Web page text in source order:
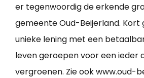
er tegenwoordig de erkende
gemeente Oud-Beijerland. Kort
unieke lening met een
leven geroepen voor een ieder
vergroenen. Zie ook www.oud-